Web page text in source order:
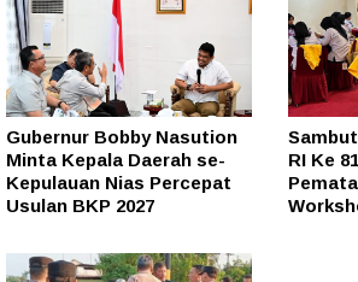
Gubernur Bobby Nasution
Minta Kepala Daerah se-
Kepulauan Nias Percepat
Usulan BKP 2027
RI Ke